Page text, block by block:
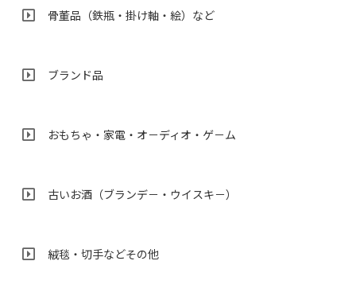
骨董品（鉄瓶・掛け軸・絵）など
ブランド品
おもちゃ・家電・オ－ディオ・ゲ－ム
古いお酒（ブランデ－・ウイスキ－）
絨毯・切手などその他